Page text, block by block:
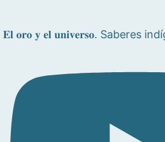
𝐄𝐥 𝐨𝐫𝐨 𝐲 𝐞𝐥 𝐮𝐧𝐢𝐯𝐞𝐫𝐬𝐨. Saberes